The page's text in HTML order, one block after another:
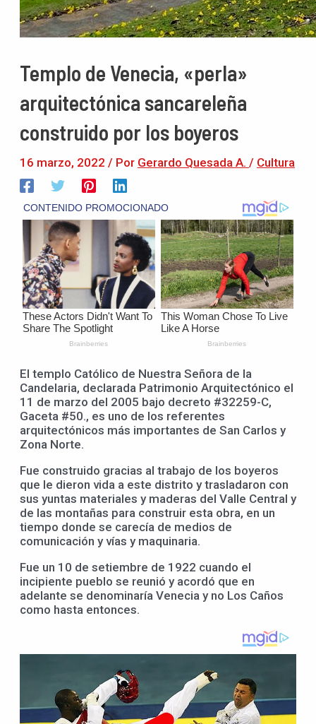
Templo de Venecia, «perla»
arquitectónica sancareleña
construido por los boyeros
16 marzo, 2022 / Por Gerardo Quesada A. / Cultura
El templo Católico de Nuestra Señora de la
Candelaria, declarada Patrimonio Arquitectónico el
11 de marzo del 2005 bajo decreto #32259-C,
Gaceta #50., es uno de los referentes
arquitectónicos más importantes de San Carlos y
Zona Norte.
Fue construido gracias al trabajo de los boyeros
que le dieron vida a este distrito y trasladaron con
sus yuntas materiales y maderas del Valle Central y
de las montañas para construir esta obra, en un
tiempo donde se carecía de medios de
comunicación y vías y maquinaria.
Fue un 10 de setiembre de 1922 cuando el
incipiente pueblo se reunió y acordó que en
adelante se denominaría Venecia y no Los Caños
como hasta entonces.